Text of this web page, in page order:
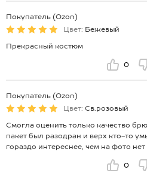
Покупатель (Ozon)
Цвет: Бежевый
Прекрасный костюм
0
Покупатель (Ozon)
Цвет: Св.розовый
Смогла оценить только качество
пакет был разодран и верх кто-то
гораздо интереснее, чем на фото
0